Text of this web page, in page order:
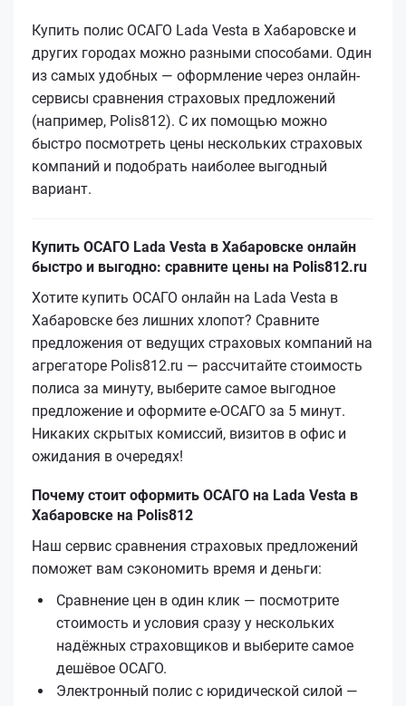
Купить полис ОСАГО Lada Vesta в Хабаровске и
других городах можно разными способами. Один
из самых удобных — оформление через онлайн-
сервисы сравнения страховых предложений
(например, Polis812). С их помощью можно
быстро посмотреть цены нескольких страховых
компаний и подобрать наиболее выгодный
вариант.
Купить ОСАГО Lada Vesta в Хабаровске онлайн
быстро и выгодно: сравните цены на Polis812.ru
Хотите купить ОСАГО онлайн на Lada Vesta в
Хабаровске без лишних хлопот? Сравните
предложения от ведущих страховых компаний на
агрегаторе Polis812.ru — рассчитайте стоимость
полиса за минуту, выберите самое выгодное
предложение и оформите е‑ОСАГО за 5 минут.
Никаких скрытых комиссий, визитов в офис и
ожидания в очередях!
Почему стоит оформить ОСАГО на Lada Vesta в
Хабаровске на Polis812
Наш сервис сравнения страховых предложений
поможет вам сэкономить время и деньги:
Сравнение цен в один клик — посмотрите
стоимость и условия сразу у нескольких
надёжных страховщиков и выберите самое
дешёвое ОСАГО.
Электронный полис с юридической силой —